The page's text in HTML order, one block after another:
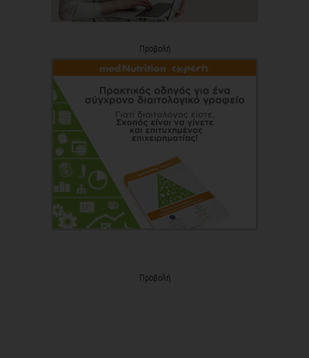
Προβολή
Προβολή